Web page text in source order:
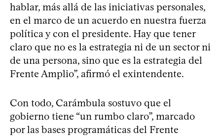
hablar, más allá de las iniciativas personales,
en el marco de un acuerdo en nuestra fuerza
política y con el presidente. Hay que tener
claro que no es la estrategia ni de un sector ni
de una persona, sino que es la estrategia del
Frente Amplio”, afirmó el exintendente.
Con todo, Carámbula sostuvo que el
gobierno tiene “un rumbo claro”, marcado
por las bases programáticas del Frente